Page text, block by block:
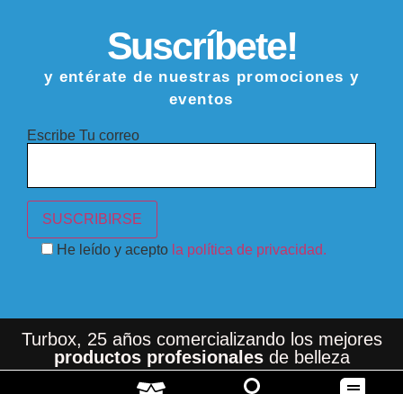
Suscríbete!
y entérate de nuestras promociones y
eventos
Escribe Tu correo
He leído y acepto la política de privacidad.
Turbox, 25 años comercializando los mejores
productos profesionalesde belleza